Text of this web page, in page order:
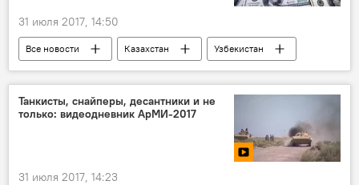
31 июля 2017, 14:50
Все новости Казахстан
Узбекистан
инвестиции
Узбекистан и Таджикистан: новости
Центральная Азия
Таджикистан
Танкисты, снайперы, десантники и не
только: видеодневник АрМИ-2017
31 июля 2017, 14:23